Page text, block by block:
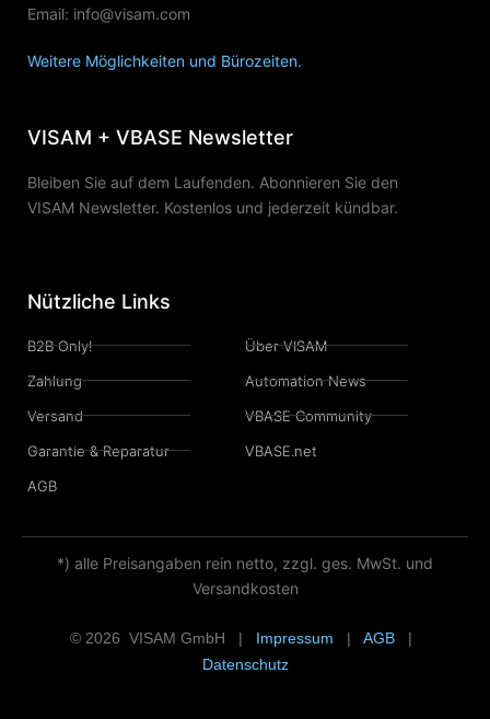
Email: info@visam.com
Weitere Möglichkeiten und Bürozeiten.
VISAM + VBASE Newsletter
Bleiben Sie auf dem Laufenden. Abonnieren Sie den
VISAM Newsletter. Kostenlos und jederzeit kündbar.
Nützliche Links
B2B Only!
Zahlung
Versand
Garantie & Reparatur
AGB
Über VISAM
Automation News
VBASE Community
VBASE.net
*) alle Preisangaben rein netto, zzgl. ges. MwSt. und
Versandkosten
© 2026 VISAM GmbH | Impressum | AGB|
Datenschutz